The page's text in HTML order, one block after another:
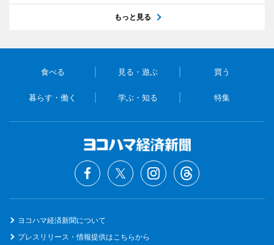
もっと見る
食べる 見る・遊ぶ 買う
暮らす・働く 学ぶ・知る 特集
ヨコハマ経済新聞について
プレスリリース・情報提供はこちらから